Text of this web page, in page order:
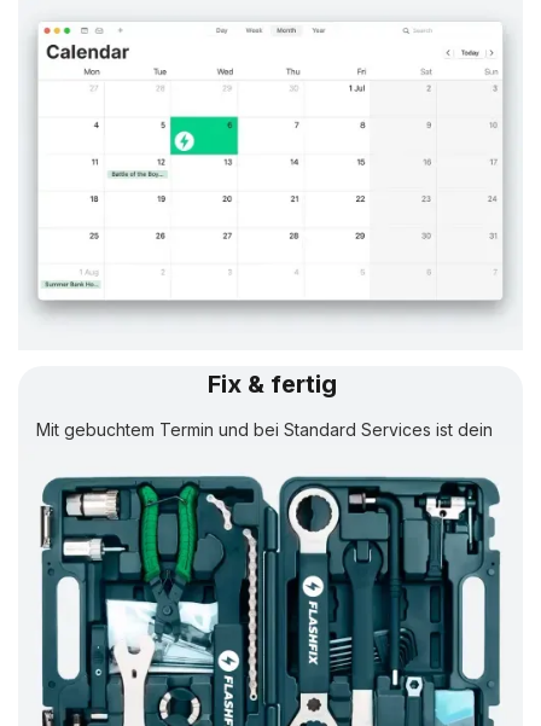
Fix & fertig
Mit gebuchtem Termin und bei Standard Services ist dein